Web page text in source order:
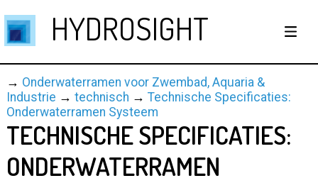
HYDROSIGHT
→ Onderwaterramen voor Zwembad, Aquaria &
Industrie → technisch → Technische Specificaties:
Onderwaterramen Systeem
TECHNISCHE SPECIFICATIES:
ONDERWATERRAMEN